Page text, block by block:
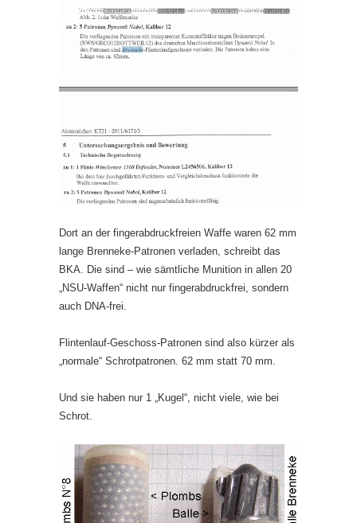
Dort an der fingerabdruckfreien Waffe waren 62 mm
lange Brenneke-Patronen verladen, schreibt das
BKA. Die sind – wie sämtliche Munition in allen 20
„NSU-Waffen“ nicht nur fingerabdruckfrei, sondern
auch DNA-frei.
Flintenlauf-Geschoss-Patronen sind also kürzer als
„normale“ Schrotpatronen. 62 mm statt 70 mm.
Und sie haben nur 1 „Kugel“, nicht viele, wie bei
Schrot.